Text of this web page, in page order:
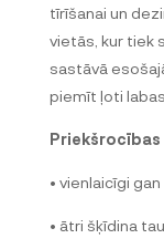
tīrīšanai un
vietās, kur tiek
sastāvā
piemīt ļoti
Priekšrocības
• vienlaicīgi
• ātri šķīdina